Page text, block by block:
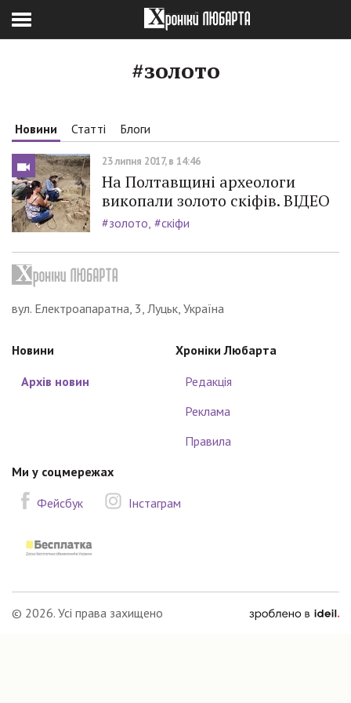
#золото
Новини Статті Блоги
23 липня 2017, в 14:46
На Полтавщині археологи
викопали золото скіфів. ВІДЕО
#золото #скіфи
вул. Електроапаратна, 3, Луцьк, Україна
Новини
Архів новин
Хроніки Любарта
Редакція
Реклама
Правила
Ми у соцмережах
Фейсбук
Інстаграм
© 2026. Усі права захищено
зроблено